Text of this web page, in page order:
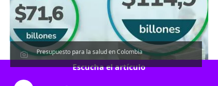
Presupuesto para la salud en Colombia
Escucha el artículo